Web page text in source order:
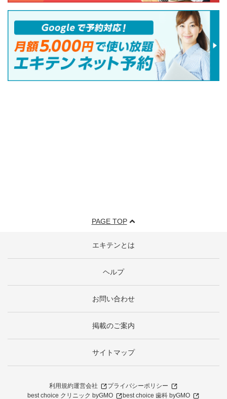
PAGE TOP
エキテンとは
ヘルプ
お問い合わせ
掲載のご案内
サイトマップ
利用規約運営会社
プライバシーポリシー
best choice クリニック byGMO
best choice 歯科 byGMO